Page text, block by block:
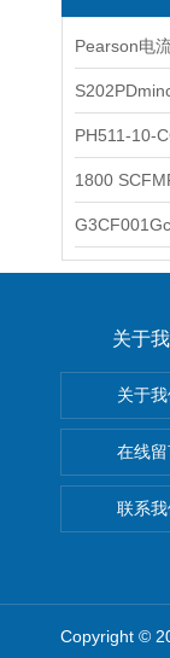
Pearson电
关于
关于
在线
联系我
Copyright ©